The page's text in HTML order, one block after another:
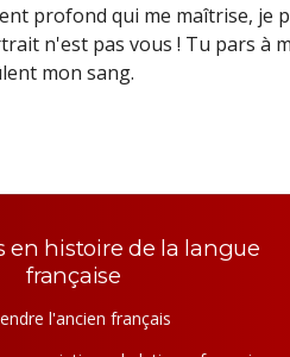
profond qui me maîtrise, je
n'est pas vous ! Tu pars à
mon sang.
en histoire de la langue
française
l'ancien français